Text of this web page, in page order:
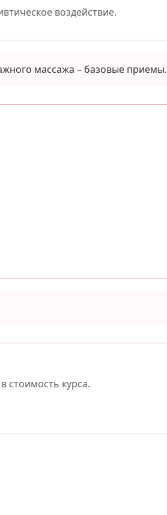
воздействие.
массажа – базовые приемы.
стоимость курса.